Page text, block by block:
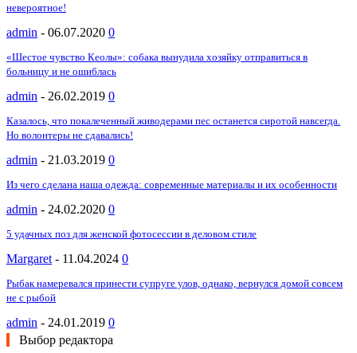
невероятное!
admin - 06.07.2020 0
«Шестое чувство Кеолы»: собака вынудила хозяйку отправиться в
больницу и не ошиблась
admin - 26.02.2019 0
Казалось, что покалеченный живодерами пес останется сиротой навсегда.
Но волонтеры не сдавались!
admin - 21.03.2019 0
Из чего сделана наша одежда: современные материалы и их особенности
admin - 24.02.2020 0
5 удачных поз для женской фотосессии в деловом стиле
Margaret - 11.04.2024 0
Рыбак намеревался принести супруге улов, однако, вернулся домой совсем
не с рыбой
admin - 24.01.2019 0
Выбор редактора